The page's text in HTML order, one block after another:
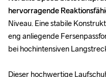
hervorragende
Niveau. Eine stabile
eng anliegende
bei hochintensiven
Dieser hochwertige
hervorragende
Niveau. Eine stabile
eng anliegende
bei hochintensiven
Dieser hochwertige